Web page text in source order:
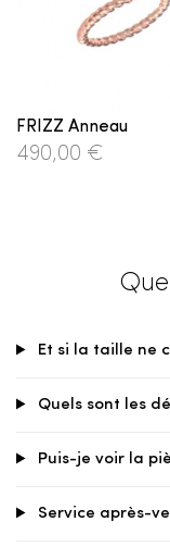
FRIZZ Anneau
490,00 €
Et si la taille ne
Quels sont les
Puis-je voir la
Service après-